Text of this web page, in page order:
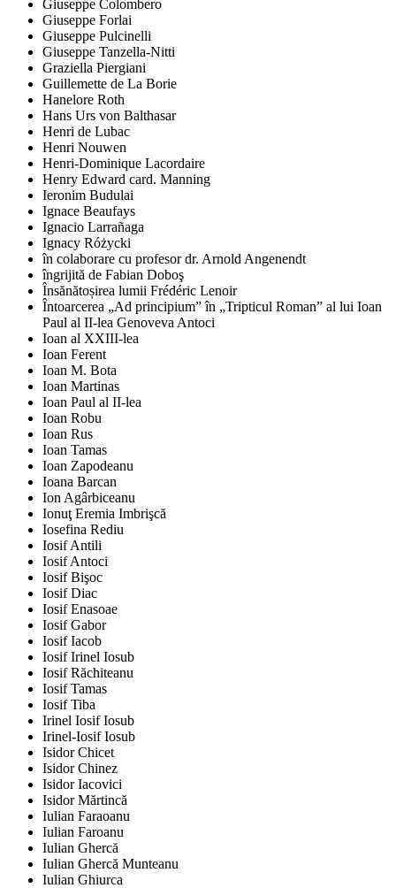
Giuseppe Colombero
Giuseppe Forlai
Giuseppe Pulcinelli
Giuseppe Tanzella-Nitti
Graziella Piergiani
Guillemette de La Borie
Hanelore Roth
Hans Urs von Balthasar
Henri de Lubac
Henri Nouwen
Henri-Dominique Lacordaire
Henry Edward card. Manning
Ieronim Budulai
Ignace Beaufays
Ignacio Larrañaga
Ignacy Różycki
în colaborare cu profesor dr. Arnold Angenendt
îngrijită de Fabian Doboş
Însănătoșirea lumii Frédéric Lenoir
Întoarcerea „Ad principium” în „Tripticul Roman” al lui Ioan
Paul al II-lea Genoveva Antoci
Ioan al XXIII-lea
Ioan Ferent
Ioan M. Bota
Ioan Martinas
Ioan Paul al II-lea
Ioan Robu
Ioan Rus
Ioan Tamas
Ioan Zapodeanu
Ioana Barcan
Ion Agârbiceanu
Ionuţ Eremia Imbrişcă
Iosefina Rediu
Iosif Antili
Iosif Antoci
Iosif Bişoc
Iosif Diac
Iosif Enasoae
Iosif Gabor
Iosif Iacob
Iosif Irinel Iosub
Iosif Răchiteanu
Iosif Tamas
Iosif Tiba
Irinel Iosif Iosub
Irinel-Iosif Iosub
Isidor Chicet
Isidor Chinez
Isidor Iacovici
Isidor Mărtincă
Iulian Faraoanu
Iulian Faroanu
Iulian Ghercă
Iulian Ghercă Munteanu
Iulian Ghiurca